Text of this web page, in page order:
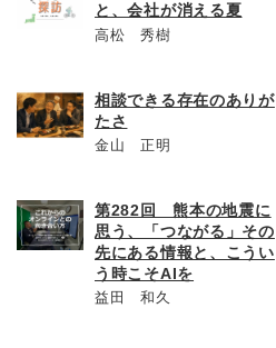
と、会社が消える夏
高松 秀樹
相談できる存在のありが
たさ
金山 正明
第282回 熊本の地震に
思う、「つながる」その
先にある情報と、こうい
う時こそAIを
益田 和久